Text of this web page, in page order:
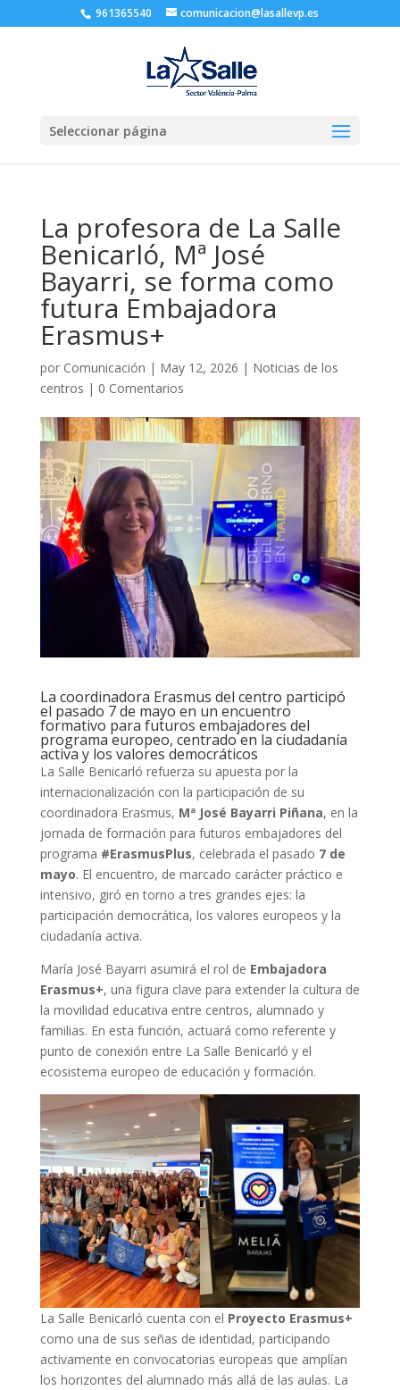
961365540 comunicacion@lasallevp.es
Seleccionar página
La profesora de La Salle
Benicarló, Mª José
Bayarri, se forma como
futura Embajadora
Erasmus+
por Comunicación | May 12, 2026 | Noticias de los
centros | 0 Comentarios
La coordinadora Erasmus del centro participó
el pasado 7 de mayo en un encuentro
formativo para futuros embajadores del
programa europeo, centrado en la ciudadanía
activa y los valores democráticos
La Salle Benicarló refuerza su apuesta por la
internacionalización con la participación de su
coordinadora Erasmus, Mª José Bayarri Piñana, en la
jornada de formación para futuros embajadores del
programa #ErasmusPlus, celebrada el pasado 7 de
mayo. El encuentro, de marcado carácter práctico e
intensivo, giró en torno a tres grandes ejes: la
participación democrática, los valores europeos y la
ciudadanía activa.
María José Bayarri asumirá el rol de Embajadora
Erasmus+, una figura clave para extender la cultura de
la movilidad educativa entre centros, alumnado y
familias. En esta función, actuará como referente y
punto de conexión entre La Salle Benicarló y el
ecosistema europeo de educación y formación.
La Salle Benicarló cuenta con el Proyecto Erasmus+
como una de sus señas de identidad, participando
activamente en convocatorias europeas que amplían
los horizontes del alumnado más allá de las aulas. La